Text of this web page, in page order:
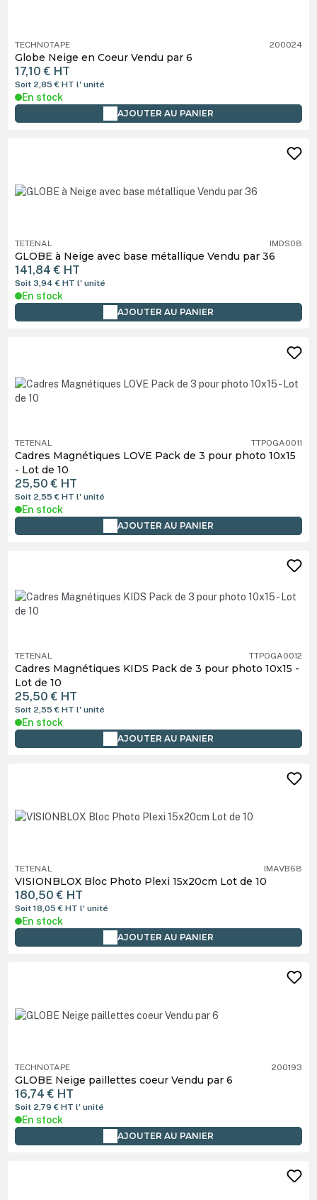
TECHNOTAPE 200024
Globe Neige en Coeur Vendu par 6
17,10 € HT
Soit 2,85 €HTl' unité
En stock
AJOUTER AU PANIER
TETENAL IMDS08
GLOBE à Neige avec base métallique Vendu par 36
141,84 € HT
Soit 3,94 €HTl' unité
En stock
AJOUTER AU PANIER
TETENAL TTPOGA0011
Cadres Magnétiques LOVE Pack de 3 pour photo 10x15
- Lot de 10
25,50 € HT
Soit 2,55 €HTl' unité
En stock
AJOUTER AU PANIER
TETENAL TTPOGA0012
Cadres Magnétiques KIDS Pack de 3 pour photo 10x15 -
Lot de 10
25,50 € HT
Soit 2,55 €HTl' unité
En stock
AJOUTER AU PANIER
TETENAL IMAVB68
VISIONBLOX Bloc Photo Plexi 15x20cm Lot de 10
180,50 € HT
Soit 18,05 €HTl' unité
En stock
AJOUTER AU PANIER
TECHNOTAPE 200193
GLOBE Neige paillettes coeur Vendu par 6
16,74 € HT
Soit 2,79 €HTl' unité
En stock
AJOUTER AU PANIER